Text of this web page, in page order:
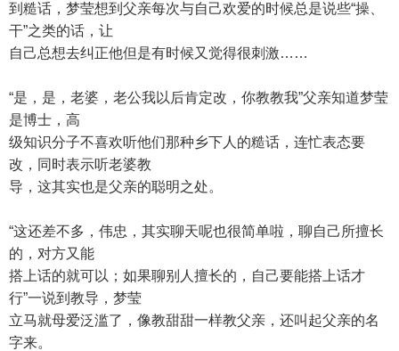
到糙话，梦莹想到父亲每次与自己欢爱的时候总是说些“操、
干”之类的话，让
自己总想去纠正他但是有时候又觉得很刺激……
“是，是，老婆，老公我以后肯定改，你教教我”父亲知道梦莹
是博士，高
级知识分子不喜欢听他们那种乡下人的糙话，连忙表态要
改，同时表示听老婆教
导，这其实也是父亲的聪明之处。
“这还差不多，伟忠，其实聊天呢也很简单啦，聊自己所擅长
的，对方又能
搭上话的就可以；如果聊别人擅长的，自己要能搭上话才
行”一说到教导，梦莹
立马就母爱泛滥了，像教甜甜一样教父亲，还叫起父亲的名
字来。